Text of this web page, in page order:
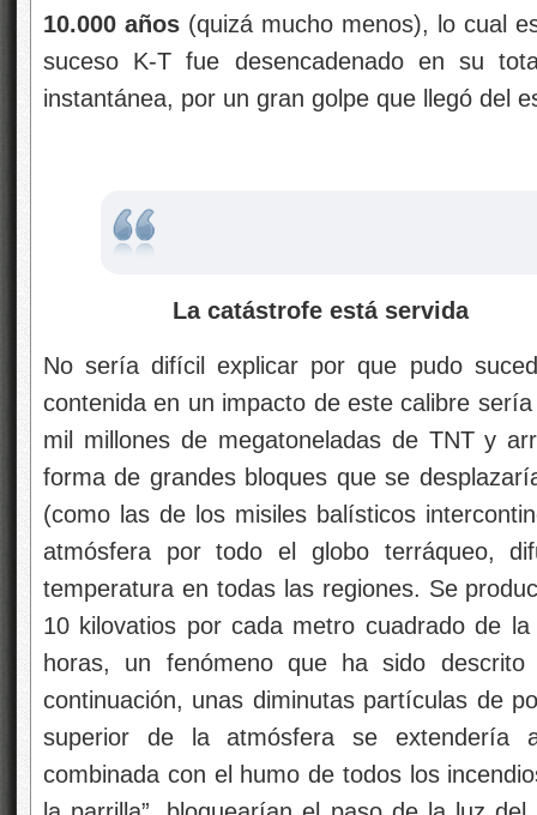
10.000 años(quizá mucho menos), lo cual
suceso K-T fue desencadenado en su
instantánea, por un gran golpe que llegó del
La catástrofe está servida
No sería difícil explicar por que pudo
contenida en un impacto de este calibre
mil millones de megatoneladas de TNT y
forma de grandes bloques que se
(como las de los misiles balísticos
atmósfera por todo el globo terráqueo,
temperatura en todas las regiones. Se
10 kilovatios por cada metro cuadrado de
horas, un fenómeno que ha sido
continuación, unas diminutas partículas de
superior de la atmósfera se extendería
combinada con el humo de todos los